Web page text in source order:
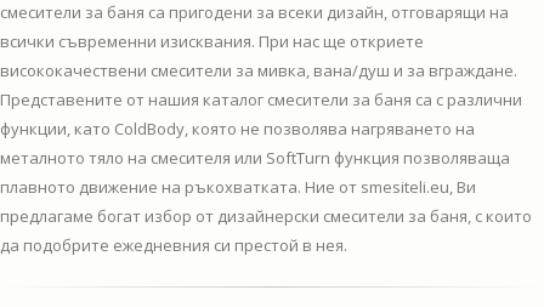
смесители за баня са пригодени за всеки дизайн, отговарящи на
всички съвременни изисквания. При нас ще откриете
висококачествени смесители за мивка, вана/душ и за вграждане.
Представените от нашия каталог смесители за баня са с различни
функции, като ColdBody, която не позволява нагряването на
металното тяло на смесителя или SoftTurn функция позволяваща
плавното движение на ръкохватката. Ние от smesiteli.eu, Ви
предлагаме богат избор от дизайнерски смесители за баня, с които
да подобрите ежедневния си престой в нея.